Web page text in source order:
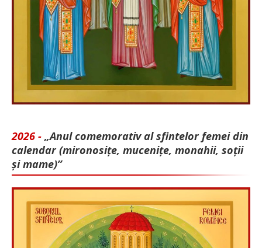
2026 - „Anul comemorativ al sfintelor femei din
calendar (mironosițe, mu­cenițe, monahii, soții
și mame)”